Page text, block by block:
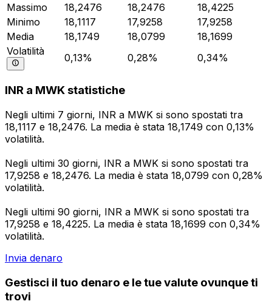
Massimo
18,2476 18,2476
18,4225
Minimo
18,1117 17,9258
17,9258
Media
18,1749 18,0799
18,1699
Volatilità
0,13% 0,28% 0,34%
INR a MWK statistiche
Negli ultimi 7 giorni, INR a MWK si sono spostati tra
18,1117 e 18,2476. La media è stata 18,1749 con 0,13%
volatilità.
Negli ultimi 30 giorni, INR a MWK si sono spostati tra
17,9258 e 18,2476. La media è stata 18,0799 con 0,28%
volatilità.
Negli ultimi 90 giorni, INR a MWK si sono spostati tra
17,9258 e 18,4225. La media è stata 18,1699 con 0,34%
volatilità.
Invia denaro
Gestisci il tuo denaro e le tue valute ovunque ti
trovi